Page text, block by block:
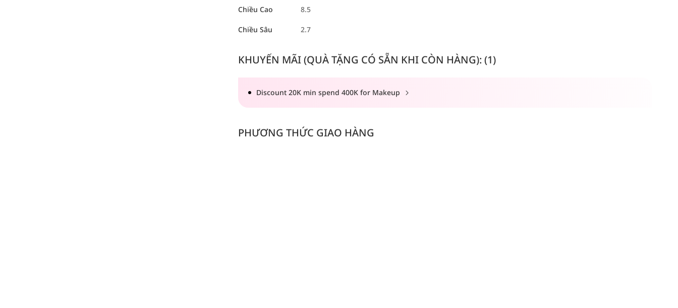
Chiều Cao 8.5
Chiều Sâu 2.7
KHUYẾN MÃI (QUÀ TẶNG CÓ SẴN KHI CÒN HÀNG): (1)
Discount 20K min spend 400K for Makeup
PHƯƠNG THỨC GIAO HÀNG